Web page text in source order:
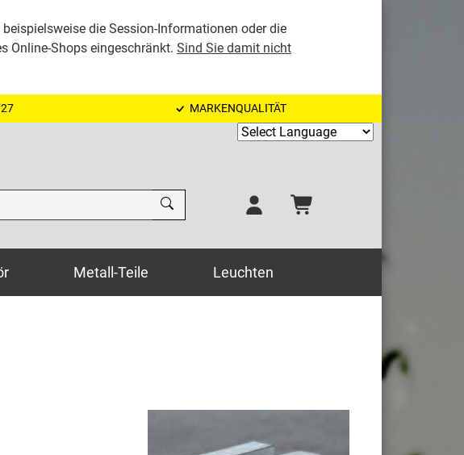
die Session-Informationen oder die
Online-Shops eingeschränkt. Sind Sie damit nicht
MARKENQUALITÄT
Metall-Teile Leuchten